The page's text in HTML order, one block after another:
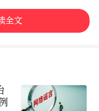
地住房、教育、
域热点话题，肆
极、恐慌等负
炒作本地偶发的
难事故，强行
全文